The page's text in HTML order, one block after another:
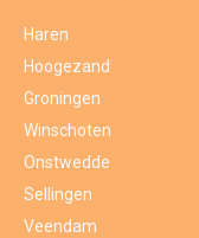
Haren
Hoogezand
Groningen
Winschoten
Onstwedde
Sellingen
Veendam